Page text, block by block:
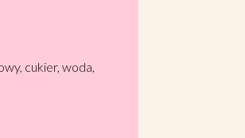
cukier, woda,